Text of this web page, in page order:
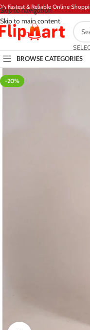
Skip to navigation
Skip to main content
Fastest & Reliable Online
BROWSE CATEGORIES
-20%